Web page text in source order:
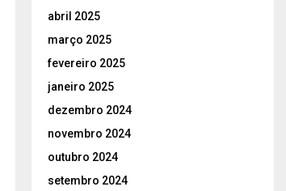
abril 2025
março 2025
fevereiro 2025
janeiro 2025
dezembro 2024
novembro 2024
outubro 2024
setembro 2024